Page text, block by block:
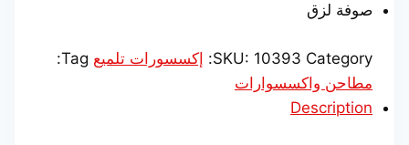
صوفة لزق
SKU: 10393 Category: إكسسورات تلميع Tag:
مطاحن واكسسوارات
Description